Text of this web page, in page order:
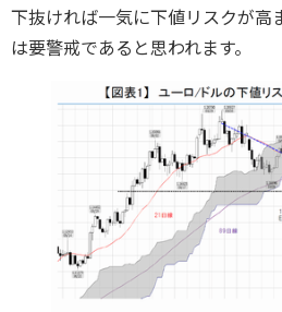
下抜ければ一気に下値リスクが高
は要警戒であると思われます。